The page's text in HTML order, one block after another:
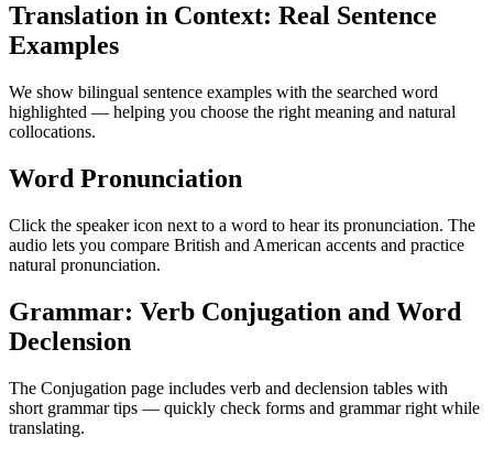
Translation in Context: Real Sentence
Examples
We show bilingual sentence examples with the searched word
highlighted — helping you choose the right meaning and natural
collocations.
Word Pronunciation
Click the speaker icon next to a word to hear its pronunciation. The
audio lets you compare British and American accents and practice
natural pronunciation.
Grammar: Verb Conjugation and Word
Declension
The Conjugation page includes verb and declension tables with
short grammar tips — quickly check forms and grammar right while
translating.